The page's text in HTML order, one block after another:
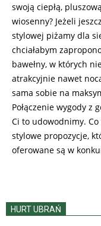
swoją ciepłą,
wiosenny? Jeżeli
stylowej piżamy dla
chciałabym
bawełny, w których
atrakcyjnie nawet
sama sobie na
Połączenie wygody
Ci to udowodnimy.
stylowe propozycje,
oferowane są w
HURT UBRAŃ